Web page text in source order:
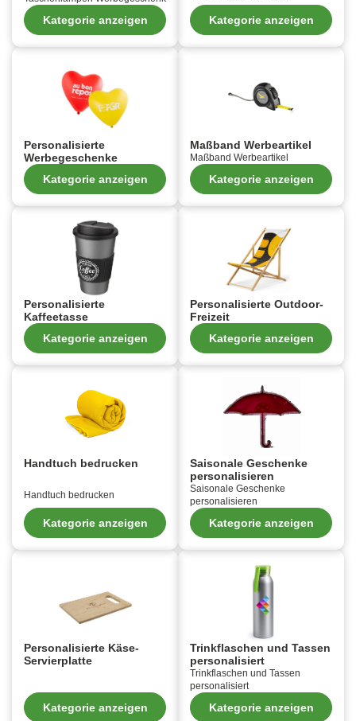
Kategorie anzeigen Kategorie anzeigen
Personalisierte
Werbegeschenke
Kategorie anzeigen
Maßband Werbeartikel
Maßband Werbeartikel
Kategorie anzeigen
Personalisierte
Kaffeetasse
Kategorie anzeigen
Personalisierte Outdoor-
Freizeit
Kategorie anzeigen
Handtuch bedrucken
Handtuch bedrucken
Kategorie anzeigen
Saisonale Geschenke
personalisieren
Saisonale Geschenke
personalisieren
Kategorie anzeigen
Personalisierte Käse-
Servierplatte
Kategorie anzeigen
Trinkflaschen und Tassen
personalisiert
Trinkflaschen und Tassen
personalisiert
Kategorie anzeigen